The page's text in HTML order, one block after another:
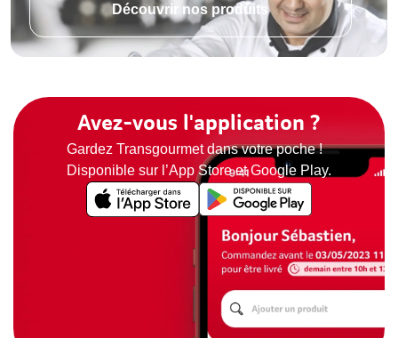
Découvrir nos produits
Avez-vous l'application ?
Gardez Transgourmet dans votre poche !
Disponible sur l’App Store et Google Play.